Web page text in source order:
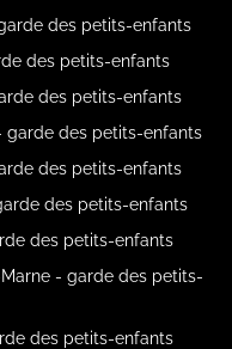
des petits-enfants
des petits-enfants
des petits-enfants
garde des petits-enfants
des petits-enfants
des petits-enfants
des petits-enfants
- garde des petits-
des petits-enfants